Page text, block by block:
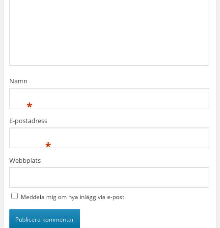
Namn
*
E-postadress
*
Webbplats
Meddela mig om nya inlägg via e-post.